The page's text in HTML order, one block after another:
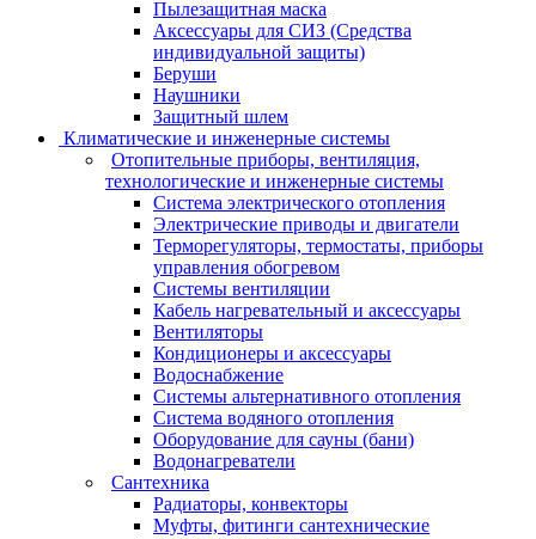
Пылезащитная маска
Аксессуары для СИЗ (Средства
индивидуальной защиты)
Беруши
Наушники
Защитный шлем
Климатические и инженерные системы
Отопительные приборы, вентиляция,
технологические и инженерные системы
Система электрического отопления
Электрические приводы и двигатели
Терморегуляторы, термостаты, приборы
управления обогревом
Системы вентиляции
Кабель нагревательный и аксессуары
Вентиляторы
Кондиционеры и аксессуары
Водоснабжение
Системы альтернативного отопления
Система водяного отопления
Оборудование для сауны (бани)
Водонагреватели
Сантехника
Радиаторы, конвекторы
Муфты, фитинги сантехнические